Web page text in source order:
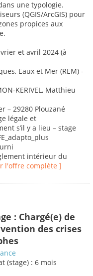
une typologie.
(QGIS/ArcGIS) pour
propices aux
et avril 2024 (à
Eaux et Mer (REM) -
KERIVEL, Matthieu
– 29280 Plouzané
légale et
s’il y a lieu – stage
intérieur du
l'offre complète ]
: Chargé(e) de
des crises
(stage) : 6 mois